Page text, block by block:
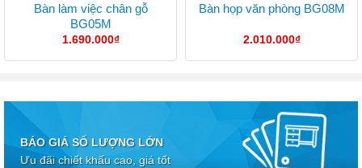
Bàn làm việc chân gỗ
BG05M
1.690.000₫
Bàn họp văn phòng BG08M
2.010.000₫
BÁO GIÁ SỐ LƯỢNG LỚN
Ưu đãi chiết khấu cao, giá tốt